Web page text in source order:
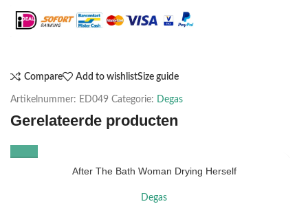
Compare Add to wishlistSize guide
Artikelnummer: ED049 Categorie: Degas
Gerelateerde producten
After The Bath Woman Drying Herself
Degas